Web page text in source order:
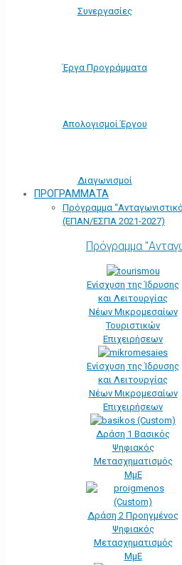
Συνεργασίες
Έργα Προγράμματα
Απολογισμοί Έργου
Διαγωνισμοί
ΠΡΟΓΡΑΜΜΑΤΑ
Πρόγραμμα
(ΕΠΑΝ/ΕΣΠΑ 2021-2027)
Πρόγραμμα
Ενίσχυση της Ίδρυσης
και Λειτουργίας
Νέων Μικρομεσαίων
Τουριστικών
Επιχειρήσεων
Ενίσχυση της Ίδρυσης
και Λειτουργίας
Νέων Μικρομεσαίων
Επιχειρήσεων
Δράση 1 Βασικός
Ψηφιακός
Μετασχηματισμός
ΜμΕ
Δράση 2 Προηγμένος
Ψηφιακός
Μετασχηματισμός
ΜμΕ